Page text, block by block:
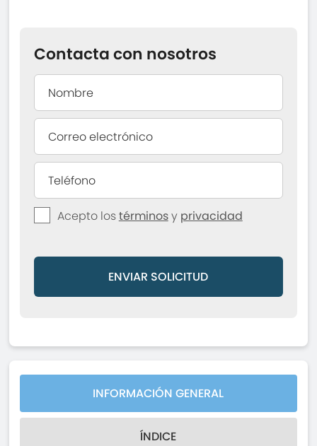
Contacta con nosotros
Acepto lostérminosy privacidad
ENVIAR SOLICITUD
INFORMACIÓN GENERAL
ÍNDICE